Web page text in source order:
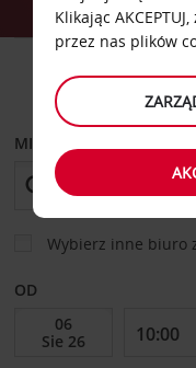
MIEJSCE ODBIORU
Wybierz inne biuro
OD
Klikając
przez nas plików